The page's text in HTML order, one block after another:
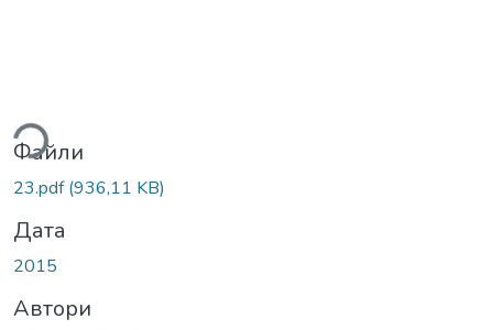
Файли
23.pdf(936,11 KB)
Дата
2015
Автори